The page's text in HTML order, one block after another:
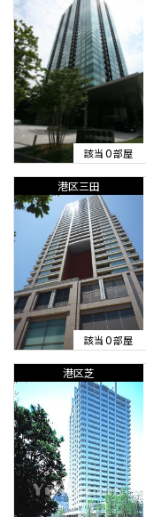
該当0部屋
港区三田
該当0部屋
港区芝